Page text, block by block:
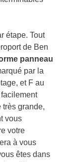
étape. Tout
de Ben
panneau
par la
et F au
très grande,
vous
votre
à vous
êtes dans